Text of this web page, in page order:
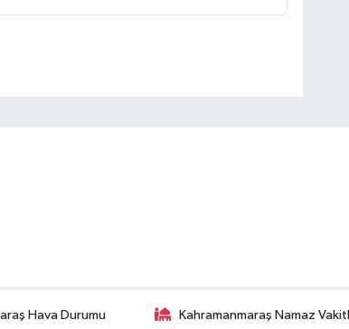
Hava Durumu Kahramanmaraş Namaz